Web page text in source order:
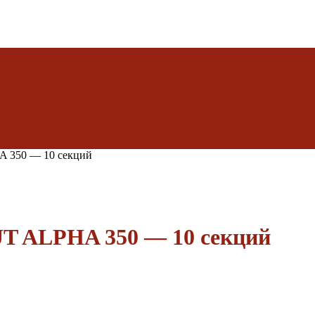
350 — 10 секций
ALPHA 350 — 10 секций